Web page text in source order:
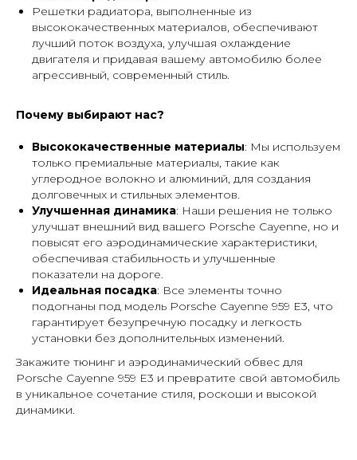
Решетки радиатора, выполненные из
высококачественных материалов, обеспечивают
лучший поток воздуха, улучшая охлаждение
двигателя и придавая вашему автомобилю более
агрессивный, современный стиль.
Почему выбирают нас?
Высококачественные материалы: Мы используем
только премиальные материалы, такие как
углеродное волокно и алюминий, для создания
долговечных и стильных элементов.
Улучшенная динамика: Наши решения не только
улучшат внешний вид вашего Porsche Cayenne, но и
повысят его аэродинамические характеристики,
обеспечивая стабильность и улучшенные
показатели на дороге.
Идеальная посадка: Все элементы точно
подогнаны под модель Porsche Cayenne 959 E3, что
гарантирует безупречную посадку и легкость
установки без дополнительных изменений.
Закажите тюнинг и аэродинамический обвес для
Porsche Cayenne 959 E3 и превратите свой автомобиль
в уникальное сочетание стиля, роскоши и высокой
динамики.